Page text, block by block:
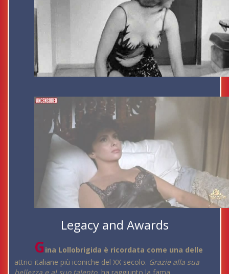
Legacy and Awards
Gina Lollobrigida è ricordata come una delle
attrici italiane più iconiche del XX secolo. Grazie alla sua